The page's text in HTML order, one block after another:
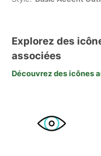
Explorez des
associées
Découvrez des icônes